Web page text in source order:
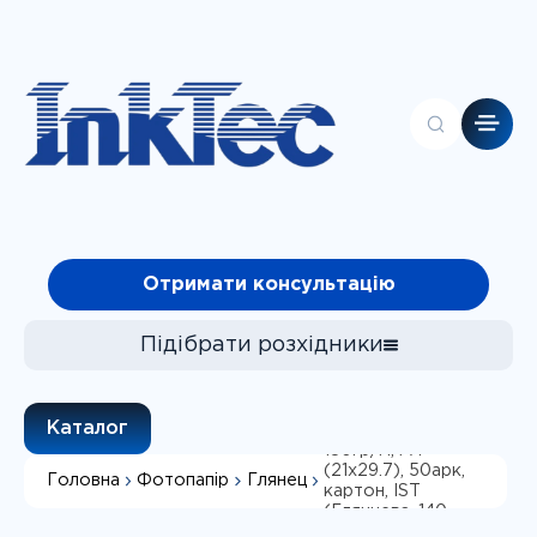
Отримати консультацію
Підібрати розхідники
Підібрати
Фотопапір
СБПЧ
Головна
Контакти
Клієнтам
Каталог
Головна Фотопапір Глянец
(21х29.7), 50арк,
картон, IST
(Глянцева, 140 -